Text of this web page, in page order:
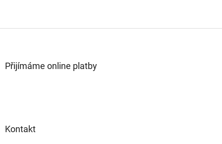
Přijímáme online platby
Kontakt